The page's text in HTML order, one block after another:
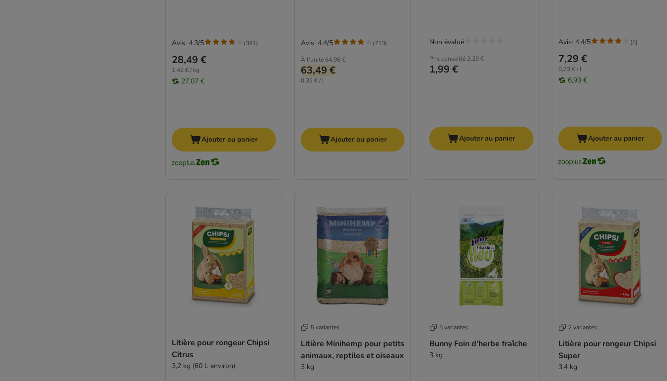
28,49 €
1,42 € / kg
27,07 €
Avis: 4.3/5 (391)
Ajouter au panier
À l'unité 64,98 €
63,49 €
0,32 € / l
Avis: 4.4/5 (713)
Ajouter au panier
Prix conseillé 2,29 €
1,99 €
Non évalué
Ajouter au panier
7,29 €
0,73 € / l
6,93 €
Avis: 4.4/5 (8)
Ajouter au panier
Litière pour rongeur Chipsi
Citrus
3,2 kg (60 L environ)
5 variantes
Litière Minihemp pour petits
animaux, reptiles et oiseaux
3 kg
5 variantes
Bunny Foin d'herbe fraîche
3 kg
2 variantes
Litière pour rongeur Chipsi
Super
3,4 kg